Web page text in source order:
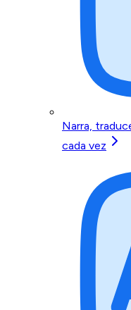
Narra,
cada vez